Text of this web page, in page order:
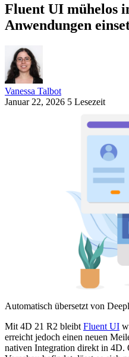
Fluent UI mühelos
Anwendungen
Vanessa Talbot
Januar 22, 2026 5 Lesezeit
Automatisch übersetzt von Deepl
Mit 4D 21 R2 bleibt Fluent UI
erreicht jedoch einen neuen
nativen Integration direkt in 4D.